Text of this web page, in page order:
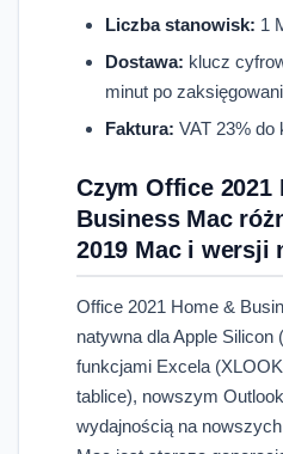
Liczba stanowisk: 1
Dostawa: klucz
minut po
Faktura: VAT 23% do
Czym Office 2021
Business Mac
2019 Mac i wersji
Office 2021 Home &
natywna dla Apple
funkcjami Excela
tablice), nowszym
wydajnością na